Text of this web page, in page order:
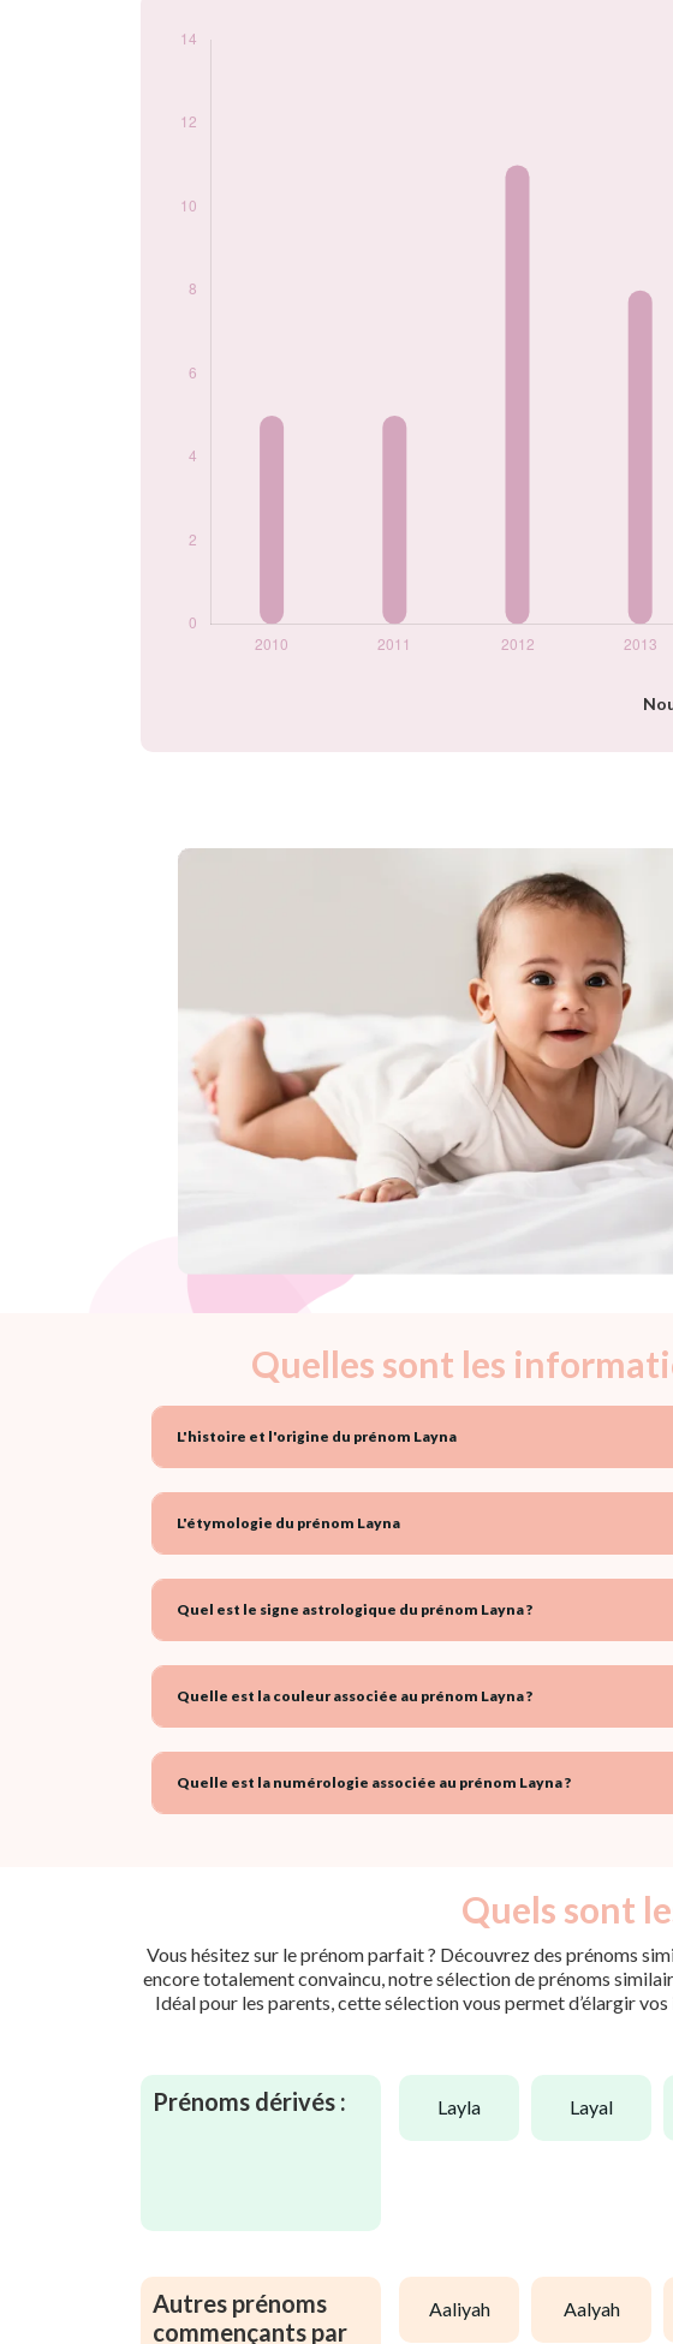
prénom Layna par
2015
7
2022
Quelles sont les
L'histoire et l'origine du prénom Layna
L'étymologie du prénom Layna
Quel est le signe astrologique du prénom Layna ?
Quelle est la couleur associée au prénom Layna ?
Quelle est la numérologie associée au prénom Layna ?
Quels sont
Vous hésitez sur le prénom parfait ? Découvrez des prénoms
encore totalement convaincu, notre sélection de prénoms
Idéal pour les parents, cette sélection vous permet d’élargir
Prénoms dérivés : layla layal
Autres prénoms
commençants par
aaliyah aalyah